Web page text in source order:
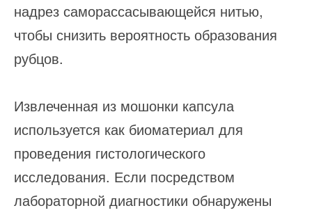
надрез саморассасывающейся нитью,
чтобы снизить вероятность образования
рубцов.
Извлеченная из мошонки капсула
используется как биоматериал для
проведения гистологического
исследования. Если посредством
лабораторной диагностики обнаружены